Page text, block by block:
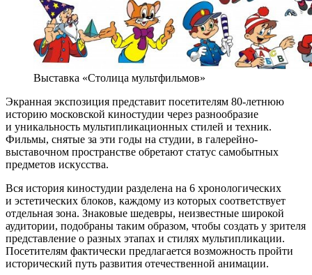
Выставка «Столица мультфильмов»
Экранная экспозиция представит посетителям 80-летнюю
историю московской киностудии через разнообразие
и уникальность мультипликационных стилей и техник.
Фильмы, снятые за эти годы на студии, в галерейно-
выставочном пространстве обретают статус самобытных
предметов искусства.
Вся история киностудии разделена на 6 хронологических
и эстетических блоков, каждому из которых соответствует
отдельная зона. Знаковые шедевры, неизвестные широкой
аудитории, подобраны таким образом, чтобы создать у зрителя
представление о разных этапах и стилях мультипликации.
Посетителям фактически предлагается возможность пройти
исторический путь развития отечественной анимации.